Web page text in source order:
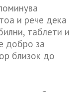
и рече дека
таблети и
добро за
близок до